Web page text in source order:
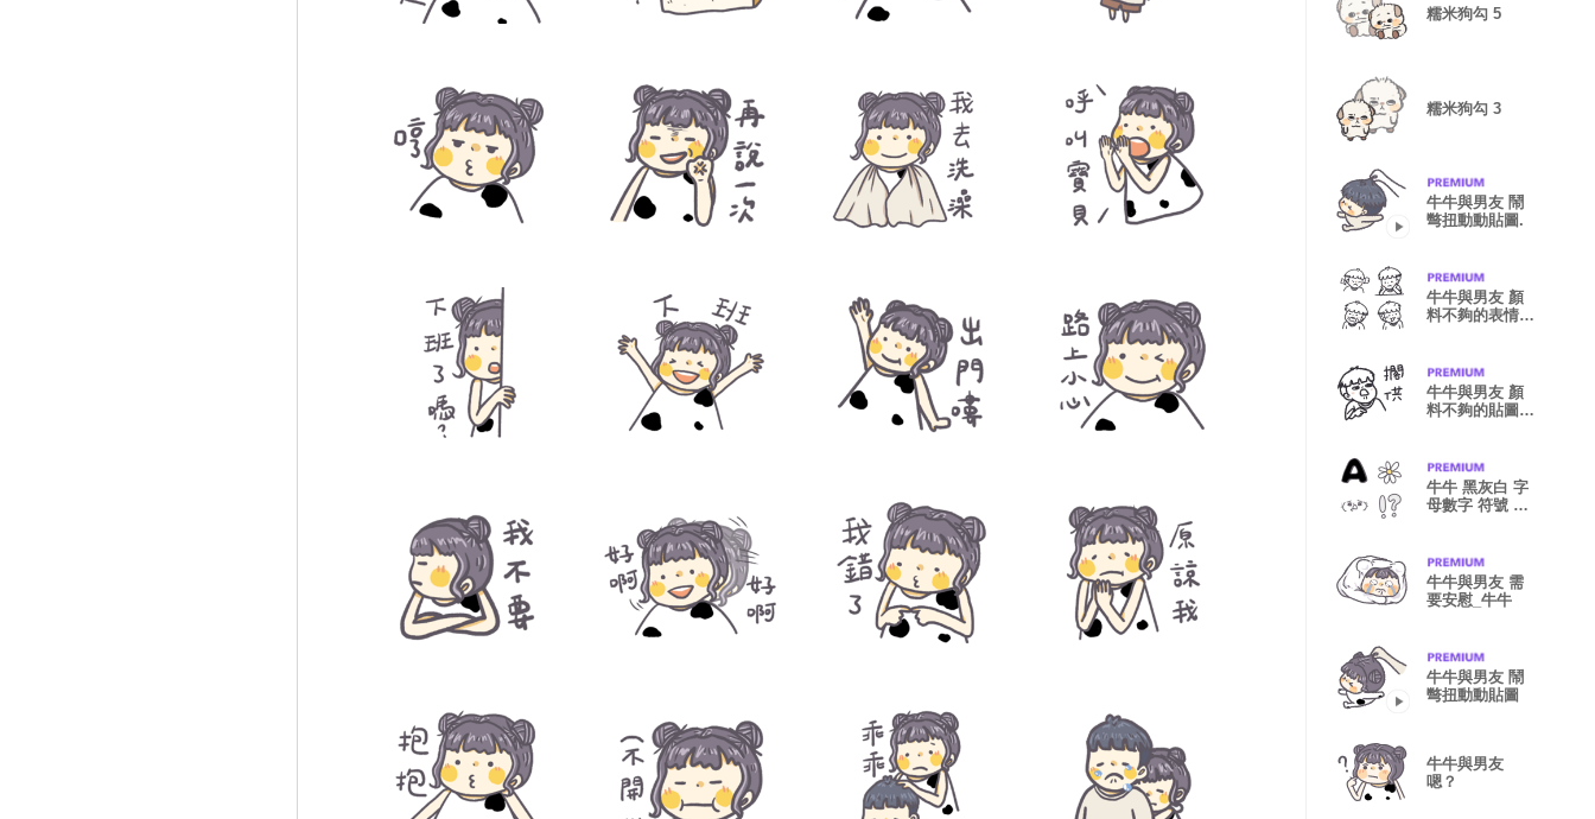
糯米狗勾 5
糯米狗勾 3
牛牛與男友 鬧
彆扭動動貼圖.
牛牛與男友 顏
料不夠的表情貼
牛牛與男友 顏
料不夠的貼圖
牛牛 黑灰白 字
母數字 符號 顏
牛牛與男友 需
要安慰_牛牛
牛牛與男友 鬧
彆扭動動貼圖
牛牛與男友
嗯？